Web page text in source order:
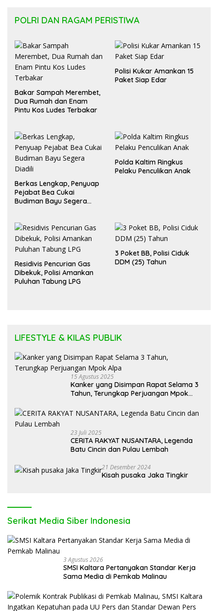
POLRI DAN RAGAM PERISTIWA
Bakar Sampah Merembet,
Dua Rumah dan Enam
Pintu Kos Ludes Terbakar
Polisi Kukar Amankan 15
Paket Siap Edar
Berkas Lengkap, Penyuap
Pejabat Bea Cukai
Budiman Bayu Segera
Polda Kaltim Ringkus
Pelaku Penculikan Anak
Residivis Pencurian Gas
Dibekuk, Polisi Amankan
Puluhan Tabung LPG
3 Poket BB, Polisi Ciduk
DDM (25) Tahun
LIFESTYLE & KILAS PUBLIK
15 Agustus 2025
Kanker yang Disimpan Rapat Selama 3
Tahun, Terungkap Perjuangan Mpok
23 Juli 2025
CERITA RAKYAT NUSANTARA, Legenda
Batu Cincin dan Pulau Lembah
21 Desember 2024
Kisah pusaka Jaka Tingkir
Serikat Media Siber Indonesia
3 Agustus 2026
SMSI Kaltara Pertanyakan Standar Kerja
Sama Media di Pemkab Malinau